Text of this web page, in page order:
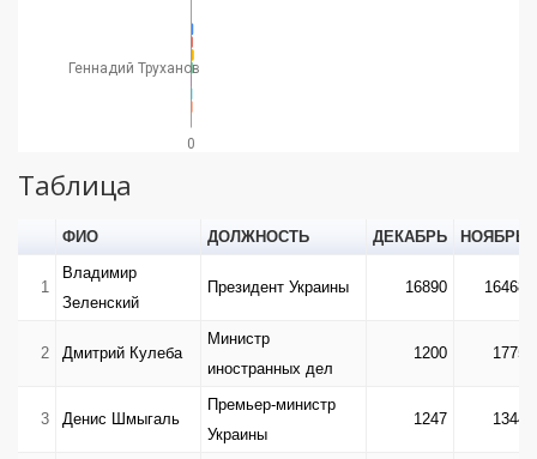
0
Геннадий Труханов
Таблица
ФИО ДОЛЖНОСТЬ ДЕКАБРЬ НОЯБРЬ
1
Владимир
Зеленский
Президент Украины 16890 16468
2 Дмитрий Кулеба
Министр
иностранных дел
1200 1775
3 Денис Шмыгаль
Премьер-министр
Украины
1247 1344